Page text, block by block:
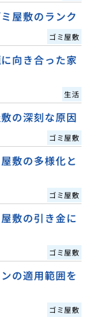
屋敷のランク
ゴミ屋敷
向き合った家
生活
の深刻な原因
ゴミ屋敷
敷の多様化と
ゴミ屋敷
敷の引き金に
ゴミ屋敷
の適用範囲を
ゴミ屋敷